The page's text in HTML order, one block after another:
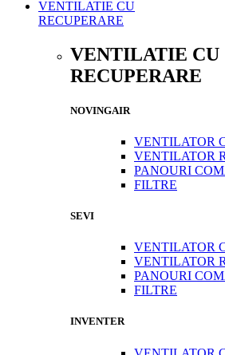
VENTILATIE CU
RECUPERARE
VENTILATIE CU
RECUPERARE
NOVINGAIR
VENTILATOR
VENTILATOR
PANOURI
FILTRE
SEVI
VENTILATOR
VENTILATOR
PANOURI
FILTRE
INVENTER